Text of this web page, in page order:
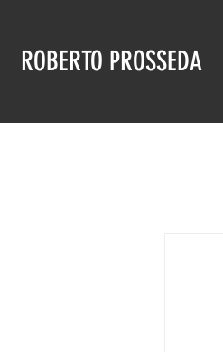
ROBERTO PROSSEDA